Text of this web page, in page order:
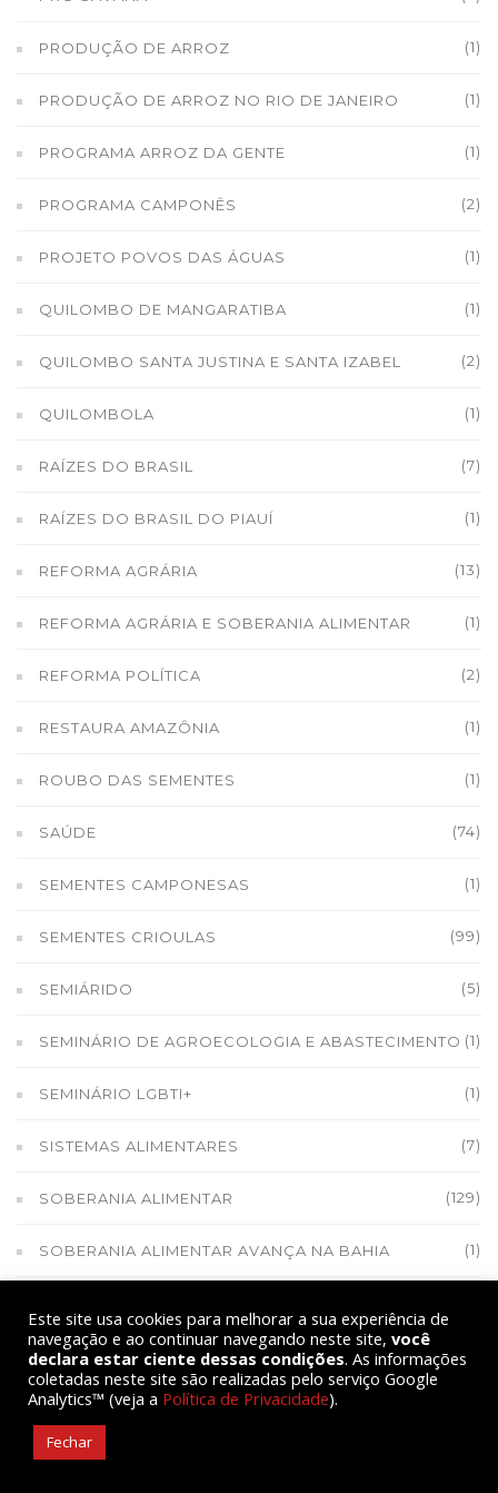
PRODUÇÃO DE ARROZ (1)
PRODUÇÃO DE ARROZ NO RIO DE JANEIRO (1)
PROGRAMA ARROZ DA GENTE (1)
PROGRAMA CAMPONÊS (2)
PROJETO POVOS DAS ÁGUAS (1)
QUILOMBO DE MANGARATIBA (1)
QUILOMBO SANTA JUSTINA E SANTA IZABEL (2)
QUILOMBOLA (1)
RAÍZES DO BRASIL (7)
RAÍZES DO BRASIL DO PIAUÍ (1)
REFORMA AGRÁRIA (13)
REFORMA AGRÁRIA E SOBERANIA ALIMENTAR (1)
REFORMA POLÍTICA (2)
RESTAURA AMAZÔNIA (1)
ROUBO DAS SEMENTES (1)
SAÚDE (74)
SEMENTES CAMPONESAS (1)
SEMENTES CRIOULAS (99)
SEMIÁRIDO (5)
SEMINÁRIO DE AGROECOLOGIA E ABASTECIMENTO (1)
SEMINÁRIO LGBTI+ (1)
SISTEMAS ALIMENTARES (7)
SOBERANIA ALIMENTAR (129)
SOBERANIA ALIMENTAR AVANÇA NA BAHIA (1)
SOBERANIA NACIONAL (17)
SOCIOBIOECONOMIA
SOLIDARIEDADE
Este site usa cookies para melhorar a sua experiência de
navegação e ao continuar navegando neste site, você
declara estar ciente dessas condições. As informações
coletadas neste site são realizadas pelo serviço Google
Analytics™ (veja a Política de Privacidade).
Fechar